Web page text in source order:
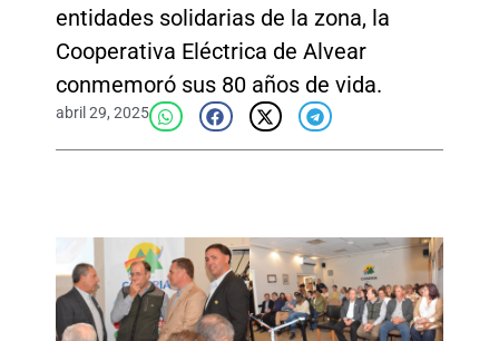
entidades solidarias de la zona, la
Cooperativa Eléctrica de Alvear
conmemoró sus 80 años de vida.
abril 29, 2025